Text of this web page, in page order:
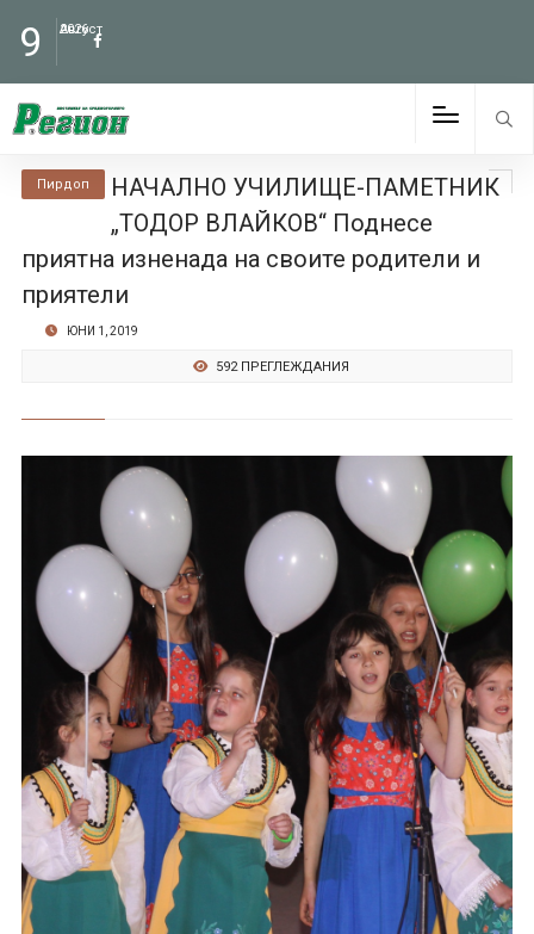
9 Август
2026
Пирдоп
НАЧАЛНО УЧИЛИЩЕ-ПАМЕТНИК
„ТОДОР ВЛАЙКОВ“ Поднесе
приятна изненада на своите родители и
приятели
ЮНИ 1, 2019
592 ПРЕГЛЕЖДАНИЯ